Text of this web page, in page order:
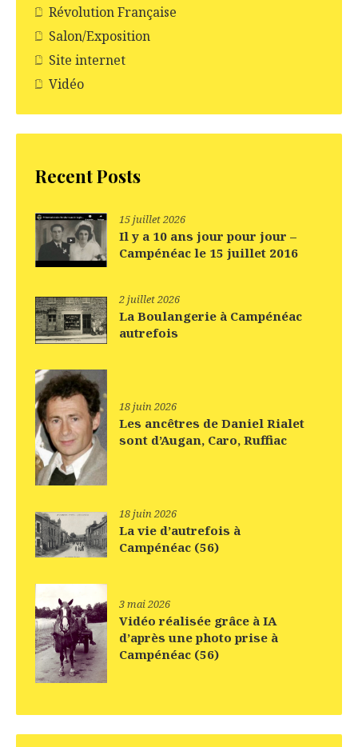
Révolution Française
Salon/Exposition
Site internet
Vidéo
Recent Posts
15 juillet 2026
Il y a 10 ans jour pour jour –
Campénéac le 15 juillet 2016
2 juillet 2026
La Boulangerie à Campénéac
autrefois
18 juin 2026
Les ancêtres de Daniel Rialet
sont d’Augan, Caro, Ruffiac
18 juin 2026
La vie d’autrefois à
Campénéac (56)
3 mai 2026
Vidéo réalisée grâce à IA
d’après une photo prise à
Campénéac (56)